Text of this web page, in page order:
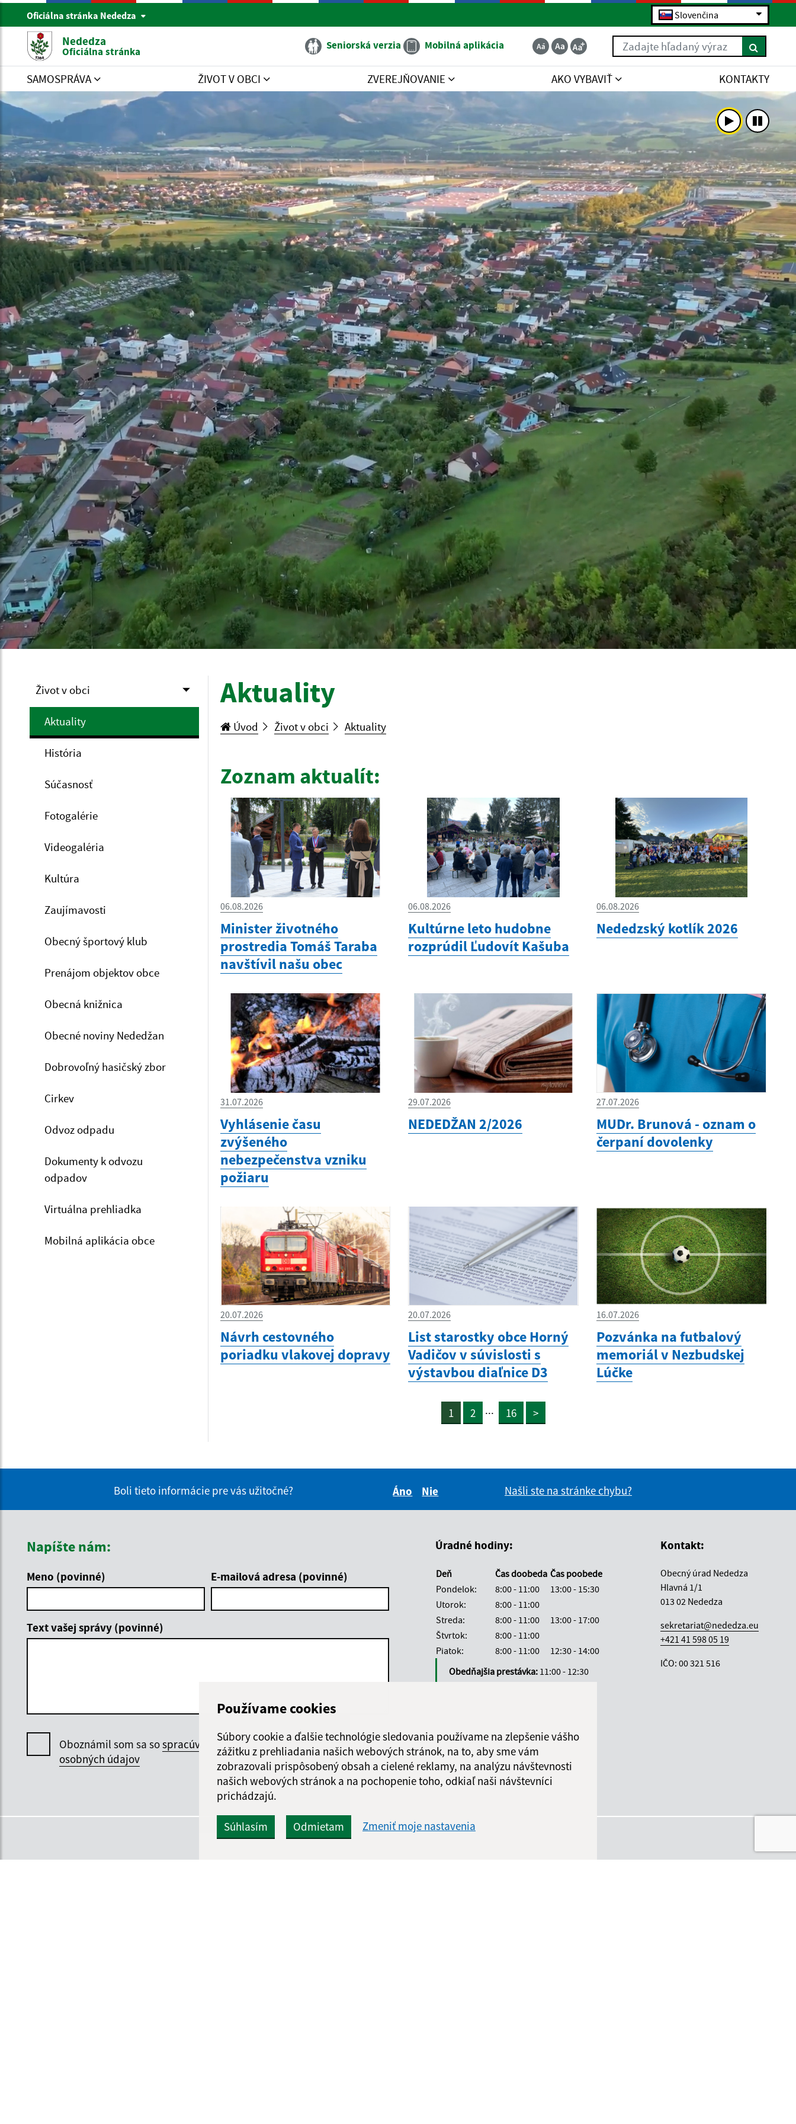
Používame cookies
Súbory cookie a ďalšie technológie sledovania používame na zlepšenie vášho
zážitku z prehliadania našich webových stránok, na to, aby sme vám
zobrazovali prispôsobený obsah a cielené reklamy, na analýzu návštevnosti
našich webových stránok a na pochopenie toho, odkiaľ naši návštevníci
prichádzajú.
Súhlasím Odmietam Zmeniť moje nastavenia
Oficiálna stránka Nededza Slovenčina
Nededza
Oficiálna stránka Seniorská verzia Mobilná aplikácia Zadajte hľadaný výraz
SAMOSPRÁVA ŽIVOT V OBCI ZVEREJŇOVANIE AKO VYBAVIŤ KONTAKTY
Život v obci
Aktuality
História
Súčasnosť
Fotogalérie
Videogaléria
Kultúra
Zaujímavosti
Obecný športový klub
Prenájom objektov obce
Obecná knižnica
Obecné noviny Nededžan
Dobrovoľný hasičský zbor
Cirkev
Odvoz odpadu
Dokumenty k odvozu
odpadov
Virtuálna prehliadka
Mobilná aplikácia obce
Aktuality
Úvod Život v obci Aktuality
Zoznam aktualít:
06.08.2026
Minister životného
prostredia Tomáš Taraba
navštívil našu obec
06.08.2026
Kultúrne leto hudobne
rozprúdil Ľudovít Kašuba
06.08.2026
Nededzský kotlík 2026
31.07.2026
Vyhlásenie času
zvýšeného
nebezpečenstva vzniku
požiaru
29.07.2026
NEDEDŽAN 2/2026
27.07.2026
MUDr. Brunová - oznam o
čerpaní dovolenky
20.07.2026
Návrh cestovného
poriadku vlakovej dopravy
20.07.2026
List starostky obce Horný
Vadičov v súvislosti s
výstavbou diaľnice D3
16.07.2026
Pozvánka na futbalový
memoriál v Nezbudskej
Lúčke
1 2 ... 16 >
Boli tieto informácie pre vás užitočné?
Áno
Nie
Našli ste na stránke chybu?
Napíšte nám:
Meno (povinné) E-mailová adresa (povinné)
Text vašej správy (povinné)
Oboznámil som sa sospracúvaním
osobných údajov
Google reCaptcha Response
Odoslať správu
Úradné hodiny:
Deň Čas doobeda Čas poobede
Pondelok:
8:00 - 11:00
13:00 - 15:30
Utorok:
8:00 - 11:00
Streda:
8:00 - 11:00
13:00 - 17:00
Štvrtok:
8:00 - 11:00
Piatok:
8:00 - 11:00
12:30 - 14:00
Obedňajšia prestávka: 11:00 - 12:30
Kontakt:
Obecný úrad Nededza
Hlavná 1/1
013 02 Nededza
sekretariat@nededza.eu
+421 41 598 05 19
IČO: 00 321 516